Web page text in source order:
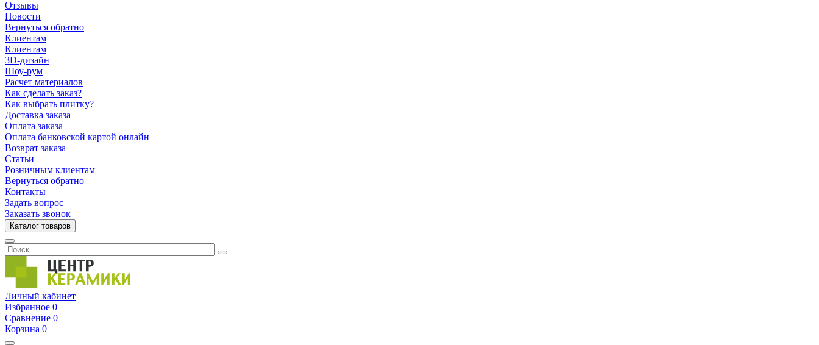
Отзывы
Новости
Вернуться обратно
Клиентам
Клиентам
3D-дизайн
Шоу-рум
Расчет материалов
Как сделать заказ?
Как выбрать плитку?
Доставка заказа
Оплата заказа
Оплата банковской картой онлайн
Возврат заказа
Статьи
Розничным клиентам
Вернуться обратно
Контакты
Задать вопрос
Заказать звонок
Каталог товаров
Личный кабинет
Избранное 0
Сравнение 0
Корзина 0